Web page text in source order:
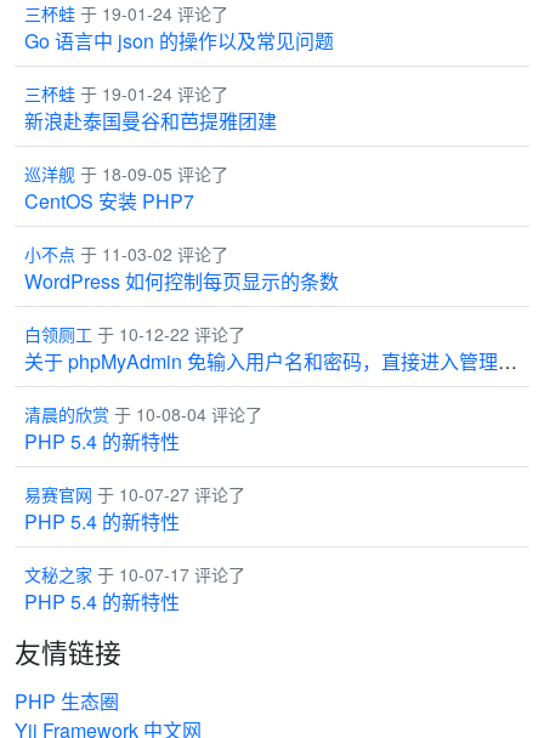
三杯蛙 于 19-01-24 评论了
Go 语言中 json 的操作以及常见问题
三杯蛙 于 19-01-24 评论了
新浪赴泰国曼谷和芭提雅团建
巡洋舰 于 18-09-05 评论了
CentOS 安装 PHP7
小不点 于 11-03-02 评论了
WordPress 如何控制每页显示的条数
白领厕工 于 10-12-22 评论了
关于 phpMyAdmin 免输入用户名和密码，直接进入管理界面
清晨的欣赏 于 10-08-04 评论了
PHP 5.4 的新特性
易赛官网 于 10-07-27 评论了
PHP 5.4 的新特性
文秘之家 于 10-07-17 评论了
PHP 5.4 的新特性
友情链接
PHP 生态圈
Yii Framework 中文网